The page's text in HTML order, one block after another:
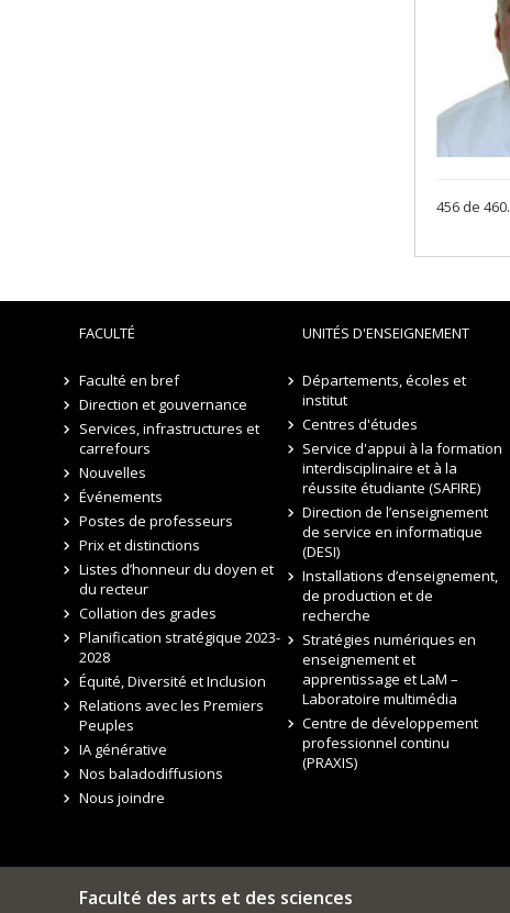
456 de 460.
FACULTÉ
Faculté en bref
Direction et gouvernance
Services, infrastructures et
carrefours
Nouvelles
Événements
Postes de professeurs
Prix et distinctions
Listes d’honneur du doyen et
du recteur
Collation des grades
Planification stratégique 2023-
2028
Équité, Diversité et Inclusion
Relations avec les Premiers
Peuples
IA générative
Nos baladodiffusions
Nous joindre
UNITÉS D'ENSEIGNEMENT
Départements, écoles et
institut
Centres d'études
Service d'appui à la formation
interdisciplinaire et à la
réussite étudiante (SAFIRE)
Direction de l’enseignement
de service en informatique
(DESI)
Installations d’enseignement,
de production et de
recherche
Stratégies numériques en
enseignement et
apprentissage et LaM –
Laboratoire multimédia
Centre de développement
professionnel continu
(PRAXIS)
Faculté des arts et des sciences